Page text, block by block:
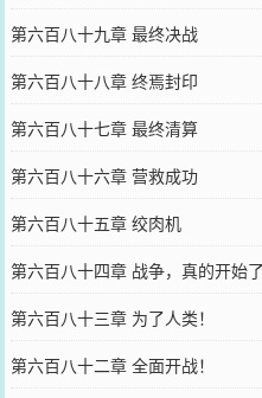
住，痛哭流涕求他原谅。
您要是觉得《替弟从军后，携百万
忘记向您QQ群和微博微信里的朋
第六百八十九章 最终决战
第六百八十八章 终焉封印
第六百八十七章 最终清算
第六百八十六章 营救成功
第六百八十五章 绞肉机
第六百八十四章 战争，真的开始了
第六百八十三章 为了人类！
第六百八十二章 全面开战！